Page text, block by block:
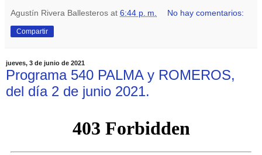
Agustín Rivera Ballesteros at 6:44 p. m. No hay comentarios:
Compartir
jueves, 3 de junio de 2021
Programa 540 PALMA y ROMEROS,
del día 2 de junio 2021.